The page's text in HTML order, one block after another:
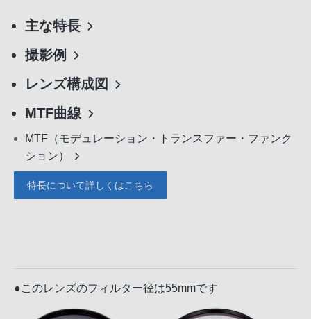
主な特長
撮影例
レンズ構成図
MTF曲線
MTF（モデュレーション・トランスファー・ファンク
ション）
特長について詳しくはこちら
●このレンズのフィルター径は55mmです